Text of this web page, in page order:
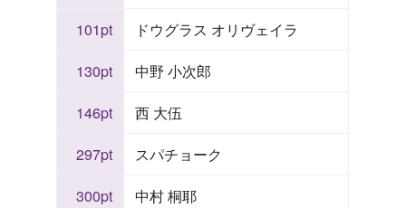
101pt
ドウグラス オリヴェイラ
130pt
中野 小次郎
146pt
西 大伍
297pt
スパチョーク
300pt
中村 桐耶